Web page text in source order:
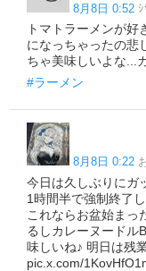
8月8日 0:52 ｼ
トマトラーメンが
になっちゃったの悲
ちゃ美味しいよな...
#ラーメン
8月8日 0:22
今日は久しぶりにガ
1時間半で強制終了
これならお盆始まっ
るしカレーヌードル
味しいね♪ 明日は残
pic.x.com/